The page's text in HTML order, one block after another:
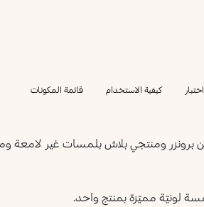
اختبار كيفية الاستخدام قائمة المكونات
برونزر ومنتجَي بلاش بلمسات غير لامعة
لونيّة مميّزة بمنتج واحد.